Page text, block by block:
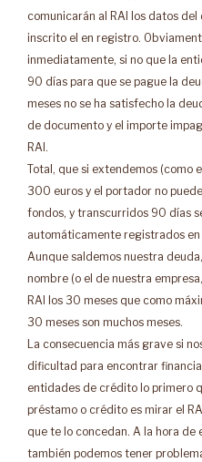
comunicarán al RAI los datos
inscrito el en registro.
inmediatamente, si no que la
90 días para que se pague la
meses no se ha satisfecho la
de documento y el importe
RAI.
Total, que si extendemos (como
300 euros y el portador no
fondos, y transcurridos 90 días
automáticamente registrados en
Aunque saldemos nuestra
nombre (o el de nuestra
RAI los 30 meses que como
30 meses son muchos meses.
La consecuencia más grave si
dificultad para encontrar
entidades de crédito lo primero
préstamo o crédito es mirar el
que te lo concedan. A la hora
también podemos tener